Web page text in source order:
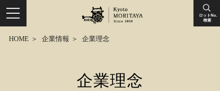
ロットNo.
検索
HOME 企業情報 企業理念
企業理念